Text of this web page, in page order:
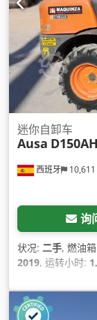
西班牙
迷你自卸车
Ausa
询
状况: 二手, 燃油
2019, 运转小时: